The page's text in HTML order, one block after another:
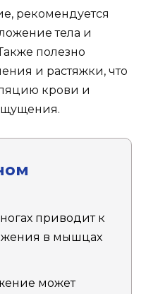
рекомендуется
тела и
полезно
и растяжки, что
крови и
приводит к
в мышцах
может